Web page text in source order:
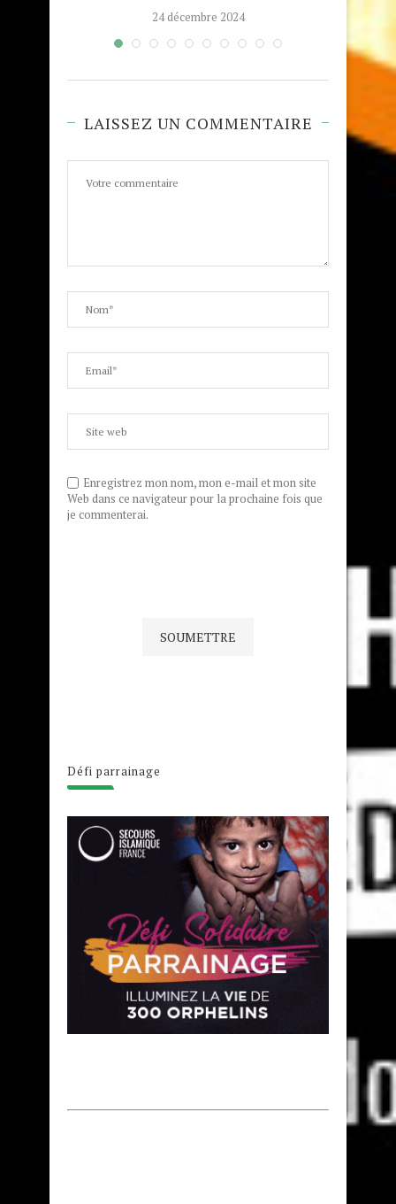
24 décembre 2024
LAISSEZ UN COMMENTAIRE
Enregistrez mon nom, mon e-mail et mon site
Web dans ce navigateur pour la prochaine fois que
je commenterai.
Défi parrainage